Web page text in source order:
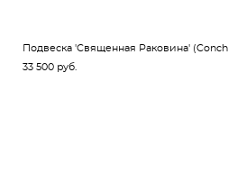
Подвеска 'Священная Раковина'
33 500 pуб.